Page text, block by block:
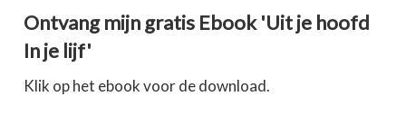
Ontvang mijn gratis Ebook 'Uit je hoofd
In je lijf'
Klik op het ebook voor de download.